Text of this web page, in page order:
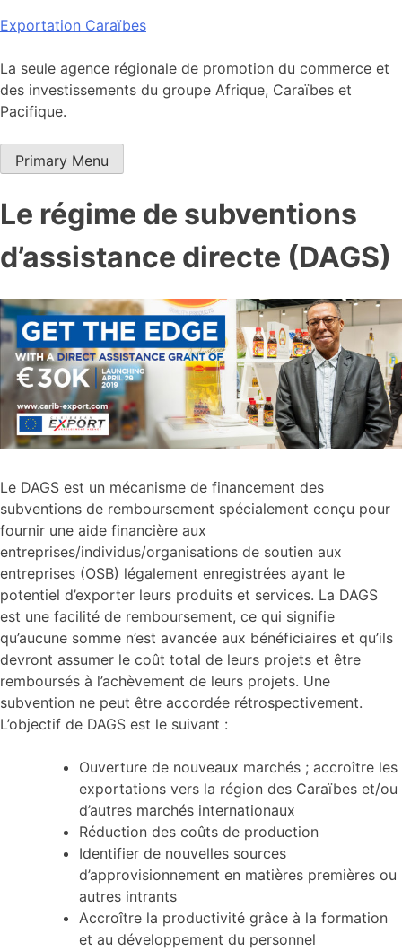
Skip
content
Exportation Caraïbes
La seule agence régionale de promotion du commerce et
des investissements du groupe Afrique, Caraïbes et
Pacifique.
Primary Menu
Le régime de subventions
d’assistance directe (DAGS)
Le DAGS est un mécanisme de financement des
subventions de remboursement spécialement conçu pour
fournir une aide financière aux
entreprises/individus/organisations de soutien aux
entreprises (OSB) légalement enregistrées ayant le
potentiel d’exporter leurs produits et services. La DAGS
est une facilité de remboursement, ce qui signifie
qu’aucune somme n’est avancée aux bénéficiaires et qu’ils
devront assumer le coût total de leurs projets et être
remboursés à l’achèvement de leurs projets. Une
subvention ne peut être accordée rétrospectivement.
L’objectif de DAGS est le suivant :
Ouverture de nouveaux marchés ; accroître les
exportations vers la région des Caraïbes et/ou
d’autres marchés internationaux
Réduction des coûts de production
Identifier de nouvelles sources
d’approvisionnement en matières premières ou
autres intrants
Accroître la productivité grâce à la formation
et au développement du personnel